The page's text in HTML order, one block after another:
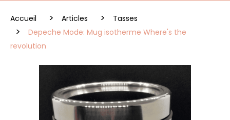
Accueil Articles
Tasses
Depeche Mode: Mug isotherme Where's the
revolution